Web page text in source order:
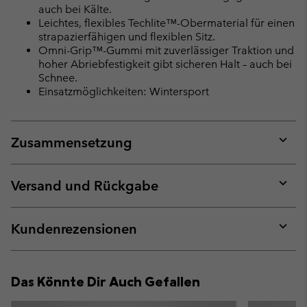
auch bei Kälte.
Leichtes, flexibles Techlite™-Obermaterial für einen
strapazierfähigen und flexiblen Sitz.
Omni-Grip™-Gummi mit zuverlässiger Traktion und
hoher Abriebfestigkeit gibt sicheren Halt – auch bei
Schnee.
Einsatzmöglichkeiten: Wintersport
Zusammensetzung
or
Versand und Rückgabe
or
Kundenrezensionen
or
Das Könnte Dir Auch Gefallen